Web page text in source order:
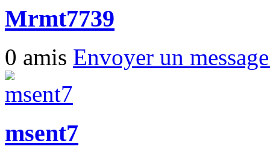
Mrmt7739
0 amis Envoyer un
msent7